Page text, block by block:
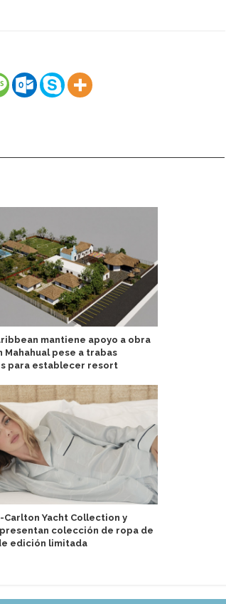
mantiene apoyo a obra
Mahahual pese a trabas
para establecer resort
Carlton Yacht Collection y
colección de ropa de
edición limitada